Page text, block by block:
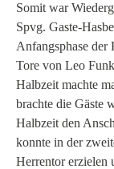
Somit war
Spvg. Gaste-
Anfangsphase der
Tore von Leo
Halbzeit machte
brachte die Gäste
Halbzeit den
konnte in der
Herrentor erzielen